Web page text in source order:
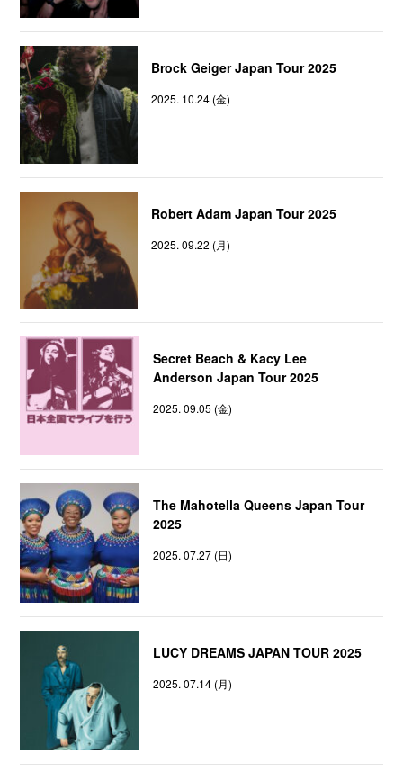
Brock Geiger Japan Tour 2025
2025. 10.24 (金)
Robert Adam Japan Tour 2025
2025. 09.22 (月)
Secret Beach & Kacy Lee
Anderson Japan Tour 2025
2025. 09.05 (金)
The Mahotella Queens Japan Tour
2025
2025. 07.27 (日)
LUCY DREAMS JAPAN TOUR 2025
2025. 07.14 (月)